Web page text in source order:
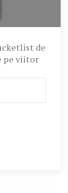
de
pe viitor